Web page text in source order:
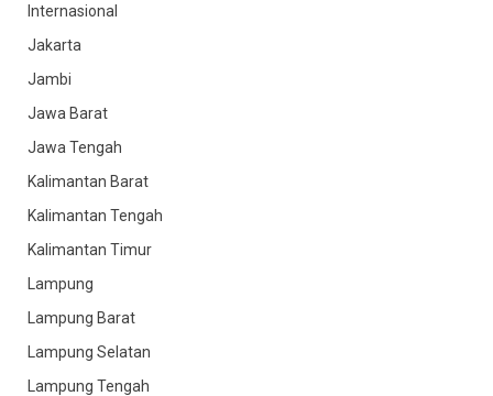
Internasional
Jakarta
Jambi
Jawa Barat
Jawa Tengah
Kalimantan Barat
Kalimantan Tengah
Kalimantan Timur
Lampung
Lampung Barat
Lampung Selatan
Lampung Tengah